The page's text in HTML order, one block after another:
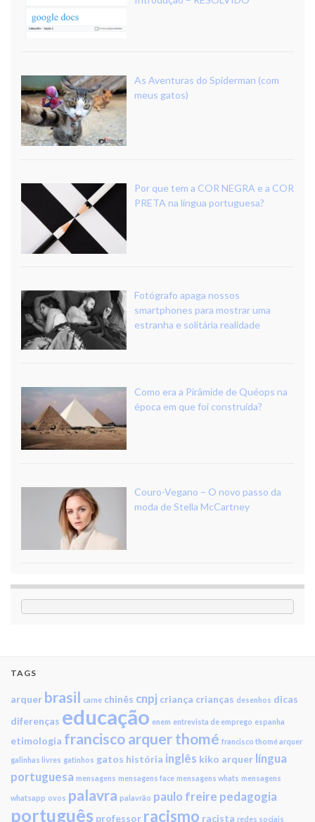
As Aventuras do Spiderman (com
meus gatos)
Por que tem a COR NEGRA e a COR
PRETA na língua portuguesa?
Fotógrafo apaga nossos
smartphones para mostrar uma
estranha e solitária realidade
Como era a Pirâmide de Quéops na
época em que foi construída?
Couro-Vegano – O novo passo da
moda de Stella McCartney
TAGS
arquer brasil carne chinês cnpj criança crianças desenhos dicas
diferenças educação enem entrevista de emprego espanha
etimologia francisco arquer thomé francisco thomé arquer
galinhas livres gatinhos gatos história inglês kiko arquer língua
portuguesa mensagens mensagens face mensagens whats mensagens
whatsapp ovos palavra palavrão paulo freire pedagogia
português professor racismo racista redes sociais